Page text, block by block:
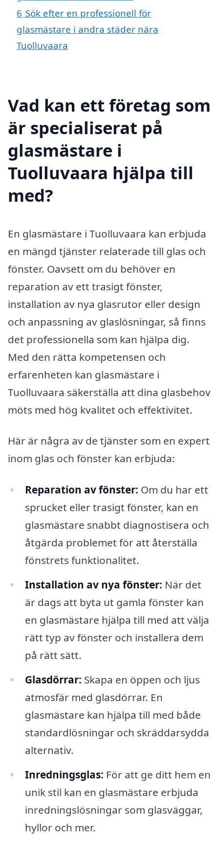
6 Sök efter en professionell för
glasmästare i andra städer nära
Tuolluvaara
Vad kan ett företag som
är specialiserat på
glasmästare i
Tuolluvaara hjälpa till
med?
En glasmästare i Tuolluvaara kan erbjuda
en mängd tjänster relaterade till glas och
fönster. Oavsett om du behöver en
reparation av ett trasigt fönster,
installation av nya glasrutor eller design
och anpassning av glaslösningar, så finns
det professionella som kan hjälpa dig.
Med den rätta kompetensen och
erfarenheten kan glasmästare i
Tuolluvaara säkerställa att dina glasbehov
möts med hög kvalitet och effektivitet.
Här är några av de tjänster som en expert
inom glas och fönster kan erbjuda:
Reparation av fönster: Om du har ett
sprucket eller trasigt fönster, kan en
glasmästare snabbt diagnostisera och
åtgärda problemet för att återställa
fönstrets funktionalitet.
Installation av nya fönster: När det
är dags att byta ut gamla fönster kan
en glasmästare hjälpa till med att välja
rätt typ av fönster och installera dem
på rätt sätt.
Glasdörrar: Skapa en öppen och ljus
atmosfär med glasdörrar. En
glasmästare kan hjälpa till med både
standardlösningar och skräddarsydda
alternativ.
Inredningsglas: För att ge ditt hem en
unik stil kan en glasmästare erbjuda
inredningslösningar som glasväggar,
hyllor och mer.